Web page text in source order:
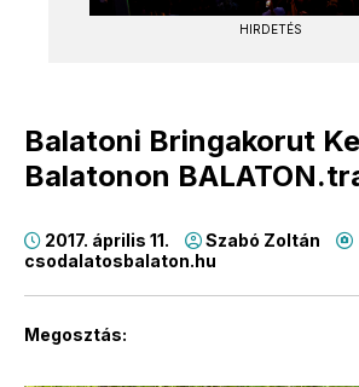
HIRDETÉS
Balatoni Bringakorut
Balatonon
2017. április 11.
Szabó Zoltán
csodalatosbalaton.hu
Megosztás: